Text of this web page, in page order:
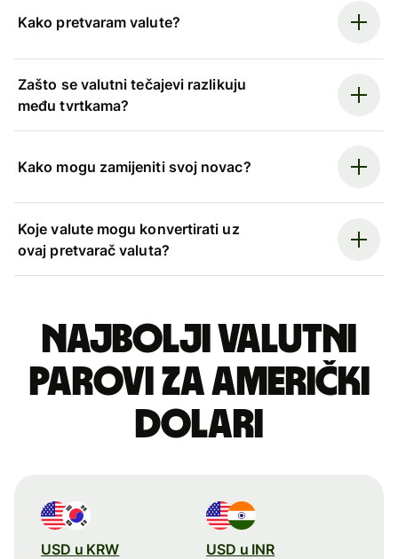
Kako pretvaram valute?
Zašto se valutni tečajevi razlikuju
među tvrtkama?
Kako mogu zamijeniti svoj novac?
Koje valute mogu konvertirati uz
ovaj pretvarač valuta?
Najbolji valutni
parovi za američki
dolari
USD u KRW USD u INR